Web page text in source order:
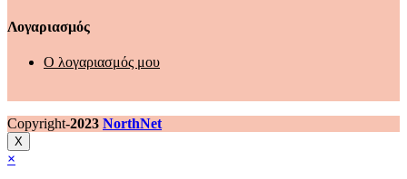
Λογαριασμός
Ο λογαριασμός μου
Copyright-2023 NorthNet
X
×